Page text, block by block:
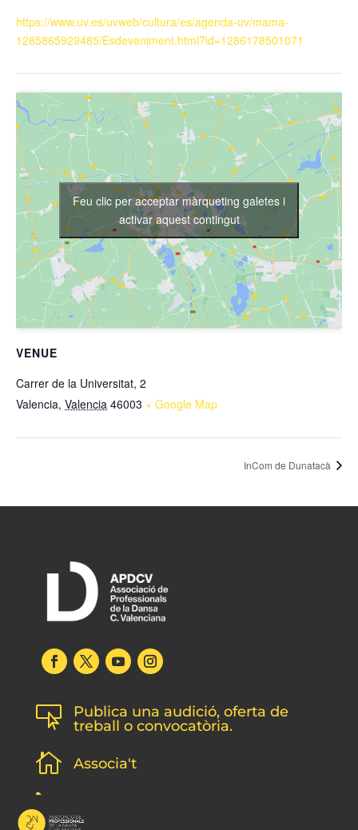
https://www.uv.es/uvweb/cultura/es/agenda-uv/mama-
1285865929485/Esdeveniment.html?id=1286178501071
VENUE
Carrer de la Universitat, 2
Valencia, Valencia 46003 + Google Map
Feu clic per acceptar màrqueting galetes i
activar aquest contingut
InCom de Dunatacà

Publica una audició, oferta de
treball o convocatòria.
 Associa't
l